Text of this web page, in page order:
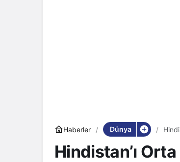
Haberler Dünya
Hindistan’ı